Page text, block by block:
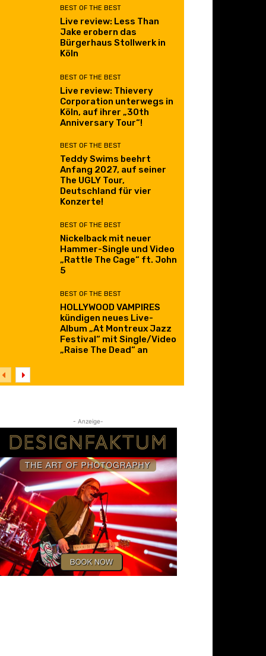
BEST OF THE BEST
Live review: Less Than
Jake erobern das
Bürgerhaus Stollwerk in
Köln
BEST OF THE BEST
Live review: Thievery
Corporation unterwegs in
Köln, auf ihrer „30th
Anniversary Tour“!
BEST OF THE BEST
Teddy Swims beehrt
Anfang 2027, auf seiner
The UGLY Tour,
Deutschland für vier
Konzerte!
BEST OF THE BEST
Nickelback mit neuer
Hammer-Single und Video
„Rattle The Cage“ ft. John
5
BEST OF THE BEST
HOLLYWOOD VAMPIRES
kündigen neues Live-
Album „At Montreux Jazz
Festival“ mit Single/Video
„Raise The Dead“ an
- Anzeige-